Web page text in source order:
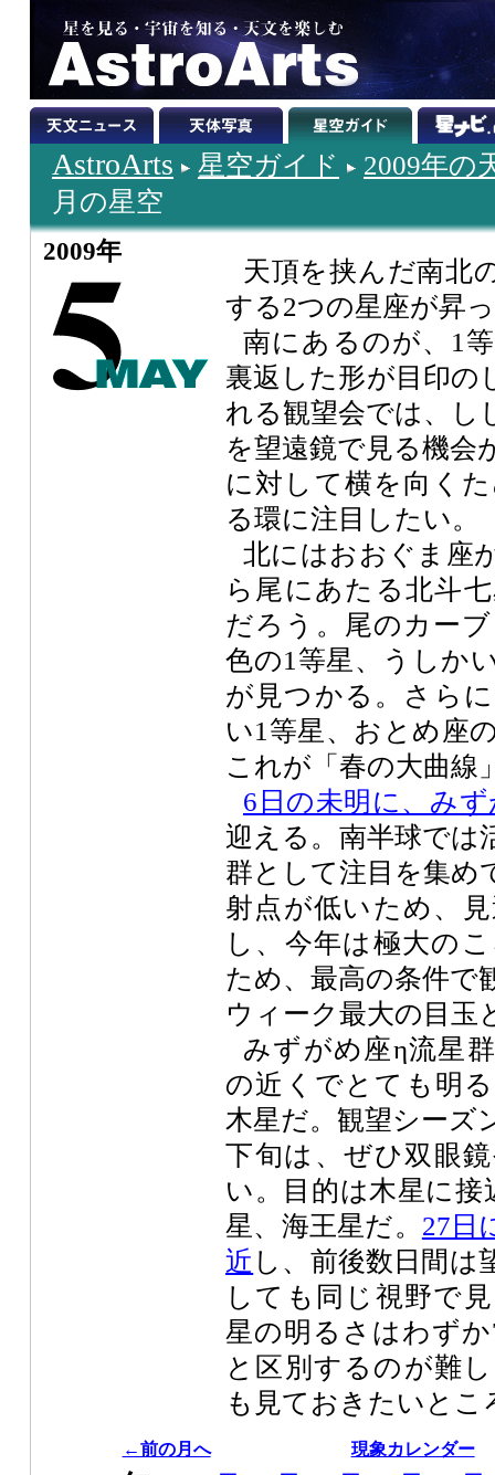
AstroArts 星空ガイド
2009年の
月の星空
2009年
天頂を挟んだ南北
する2つの星座が昇
南にあるのが、1
裏返した形が目印の
れる観望会では、し
を望遠鏡で見る機会
に対して横を向く
る環に注目したい。
北にはおおぐま座
ら尾にあたる北斗
だろう。尾のカー
色の1等星、うしか
が見つかる。さら
い1等星、おとめ座
これが「春の大曲線
6日の未明に、み
迎える。南半球では
群として注目を集め
射点が低いため、
し、今年は極大の
ため、最高の条件で
ウィーク最大の目玉
みずがめ座η流星
の近くでとても明
木星だ。観望シーズ
下旬は、ぜひ双眼
い。目的は木星に
星、海王星だ。 27日
近 し、前後数日間は
しても同じ視野で
星の明るさはわず
と区別するのが難
も見ておきたいとこ
←前の月へ 現象カレンダー